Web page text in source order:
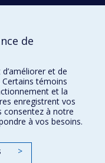
de
et de
témoins
et la
enregistrent vos
consentez à notre
à vos besoins.
>